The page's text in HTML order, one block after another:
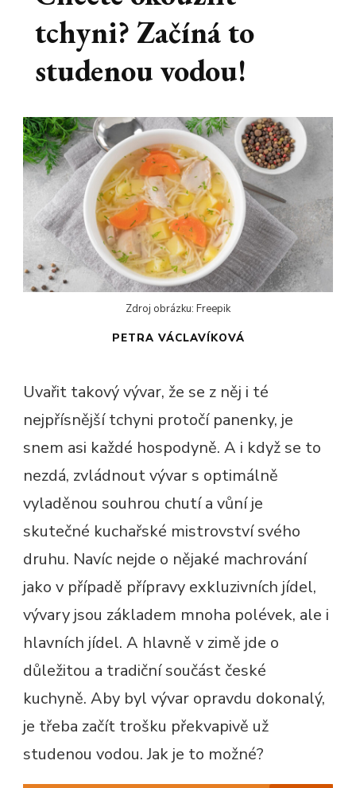
tchyni? Začíná to
studenou vodou!
Zdroj obrázku: Freepik
PETRA VÁCLAVÍKOVÁ
Uvařit takový vývar, že se z něj i té
nejpřísnější tchyni protočí panenky, je
snem asi každé hospodyně. A i když se to
nezdá, zvládnout vývar s optimálně
vyladěnou souhrou chutí a vůní je
skutečné kuchařské mistrovství svého
druhu. Navíc nejde o nějaké machrování
jako v případě přípravy exkluzivních jídel,
vývary jsou základem mnoha polévek, ale i
hlavních jídel. A hlavně v zimě jde o
důležitou a tradiční součást české
kuchyně. Aby byl vývar opravdu dokonalý,
je třeba začít trošku překvapivě už
studenou vodou. Jak je to možné?